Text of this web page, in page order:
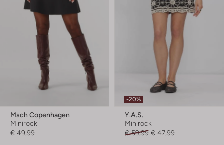
Msch Copenhagen
Minirock
€ 49,99
-20%
Y.a.s.
Minirock
€ 59,99 € 47,99